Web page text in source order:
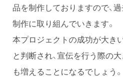
品を制作しておりますので、
制作に取り組んでいきます。
本プロジェクトの成功が大き
と判断され、宣伝を行う際の
も増えることになるでしょう。